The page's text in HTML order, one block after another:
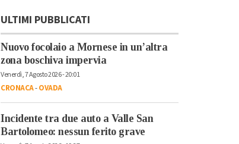
ULTIMI PUBBLICATI
Nuovo focolaio a Mornese in un’altra
zona boschiva impervia
Venerdì, 7 Agosto 2026 - 20:01
CRONACA-OVADA
Incidente tra due auto a Valle San
Bartolomeo: nessun ferito grave